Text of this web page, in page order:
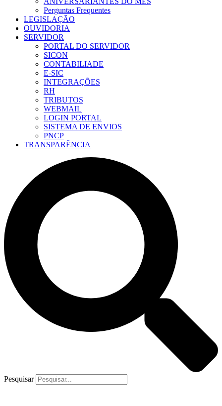
Perguntas Frequentes
LEGISLAÇÃO
OUVIDORIA
SERVIDOR
PORTAL DO SERVIDOR
SICON
CONTABILIADE
E-SIC
INTEGRAÇÕES
RH
TRIBUTOS
WEBMAIL
LOGIN PORTAL
SISTEMA DE ENVIOS
PNCP
TRANSPARÊNCIA
Pesquisar